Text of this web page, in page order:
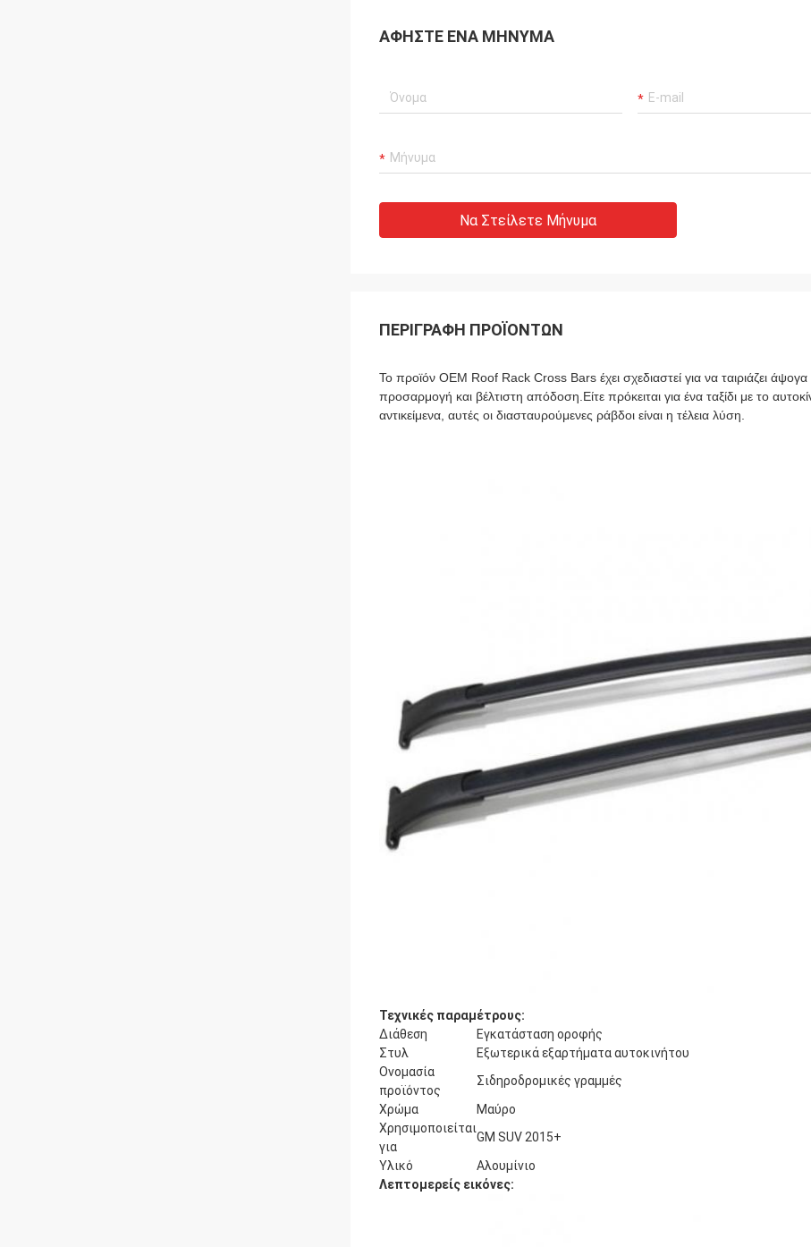
ΑΦΉΣΤΕ ΈΝΑ ΜΉΝΥΜΑ
Να Στείλετε Μήνυμα
ΠΕΡΙΓΡΑΦΉ ΠΡΟΪΌΝΤΩΝ
Το προϊόν OEM Roof Rack Cross Bars έχει σχεδιαστεί για να ταιριάζει
προσαρμογή και βέλτιστη απόδοση.Είτε πρόκειται για ένα ταξίδι με το
αντικείμενα, αυτές οι διασταυρούμενες ράβδοι είναι η τέλεια λύση.
Τεχνικές παραμέτρους:
Διάθεση
Εγκατάσταση οροφής
Στυλ
Εξωτερικά εξαρτήματα αυτοκινήτου
Ονομασία
προϊόντος
Σιδηροδρομικές γραμμές
Χρώμα
Μαύρο
Χρησιμοποιείται
για
GM SUV 2015+
Υλικό
Αλουμίνιο
Λεπτομερείς εικόνες: